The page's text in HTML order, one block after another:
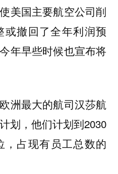
美国主要航空公司削
撤回了全年利润预
年早些时候也宣布将
洲最大的航司汉莎航
划，他们计划到2030
，占现有员工总数的